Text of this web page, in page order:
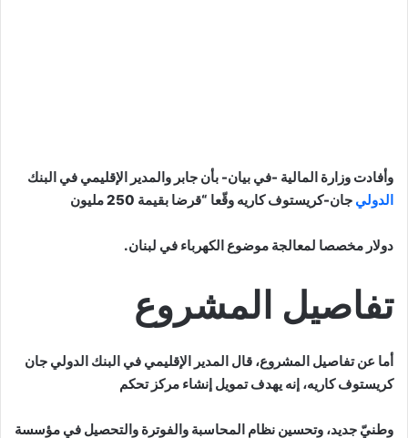
وأفادت وزارة المالية -في بيان- بأن جابر والمدير الإقليمي في البنك
الدولي جان-كريستوف كاريه وقّعا “قرضا بقيمة 250 مليون
دولار مخصصا لمعالجة موضوع الكهرباء في لبنان.
تفاصيل المشروع
أما عن تفاصيل المشروع، قال المدير الإقليمي في البنك الدولي جان
كريستوف كاريه، إنه يهدف تمويل إنشاء مركز تحكم
وطنيّ جديد، وتحسين نظام المحاسبة والفوترة والتحصيل في مؤسسة